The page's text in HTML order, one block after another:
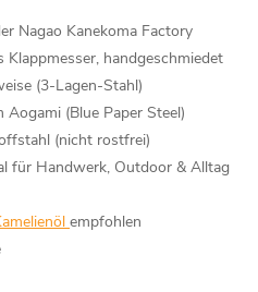
Nagao Kanekoma Factory
Klappmesser, handgeschmiedet
(3-Lagen-Stahl)
Aogami (Blue Paper Steel)
(nicht rostfrei)
für Handwerk, Outdoor & Alltag
empfohlen